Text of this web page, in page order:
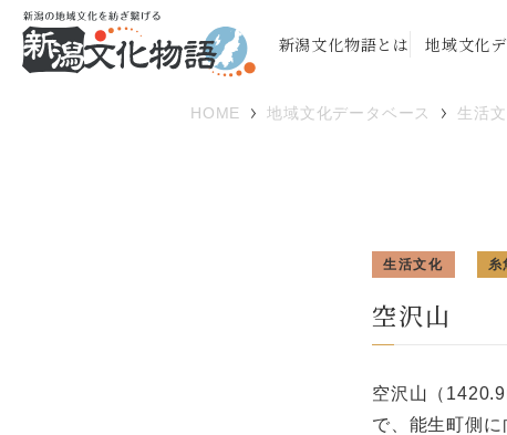
新潟文化物語とは 地域文化
HOME 地域文化データベース 生活
生活文化 糸
空沢山
空沢山（
で、能生町側